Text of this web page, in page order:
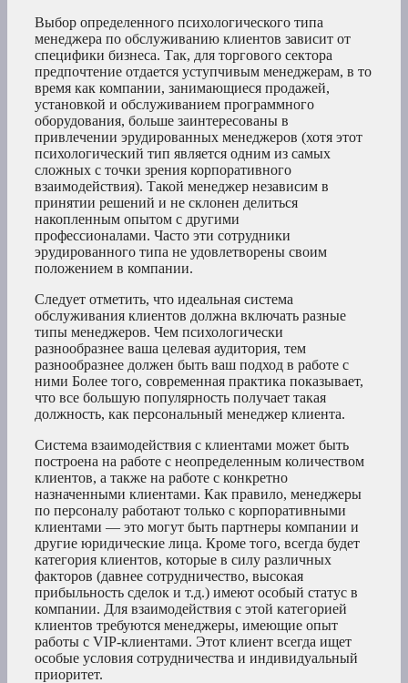
Выбор определенного психологического типа
менеджера по обслуживанию клиентов зависит от
специфики бизнеса. Так, для торгового сектора
предпочтение отдается уступчивым менеджерам, в то
время как компании, занимающиеся продажей,
установкой и обслуживанием программного
оборудования, больше заинтересованы в
привлечении эрудированных менеджеров (хотя этот
психологический тип является одним из самых
сложных с точки зрения корпоративного
взаимодействия). Такой менеджер независим в
принятии решений и не склонен делиться
накопленным опытом с другими
профессионалами. Часто эти сотрудники
эрудированного типа не удовлетворены своим
положением в компании.
Следует отметить, что идеальная система
обслуживания клиентов должна включать разные
типы менеджеров. Чем психологически
разнообразнее ваша целевая аудитория, тем
разнообразнее должен быть ваш подход в работе с
ними Более того, современная практика показывает,
что все большую популярность получает такая
должность, как персональный менеджер клиента.
Система взаимодействия с клиентами может быть
построена на работе с неопределенным количеством
клиентов, а также на работе с конкретно
назначенными клиентами. Как правило, менеджеры
по персоналу работают только с корпоративными
клиентами — это могут быть партнеры компании и
другие юридические лица. Кроме того, всегда будет
категория клиентов, которые в силу различных
факторов (давнее сотрудничество, высокая
прибыльность сделок и т.д.) имеют особый статус в
компании. Для взаимодействия с этой категорией
клиентов требуются менеджеры, имеющие опыт
работы с VIP-клиентами. Этот клиент всегда ищет
особые условия сотрудничества и индивидуальный
приоритет.